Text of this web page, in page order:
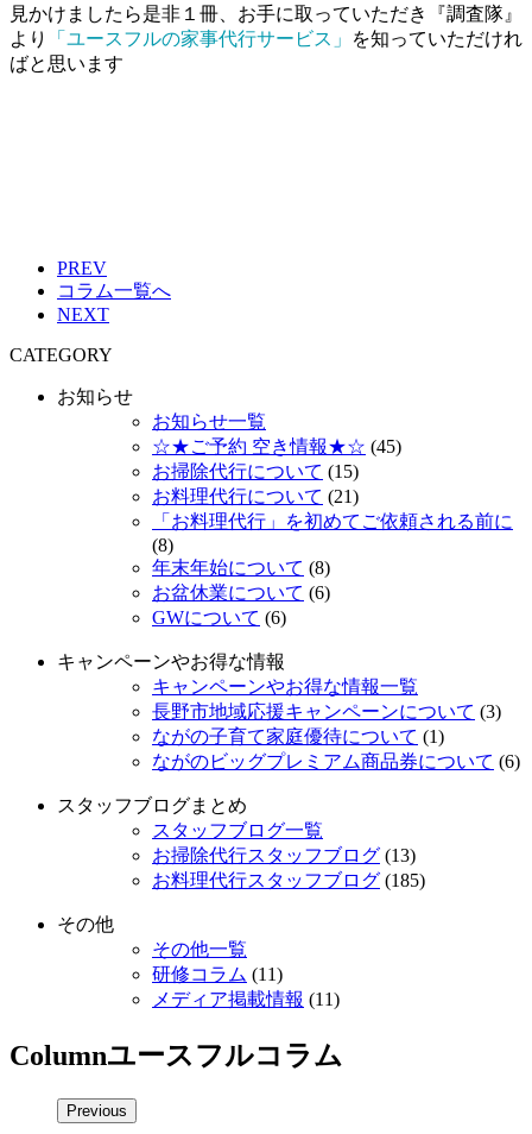
見かけましたら是非１冊、お手に取っていただき『調査隊』
より
「ユースフルの家事代行サービス」
を知っていただけれ
ばと思います
PREV
コラム一覧へ
NEXT
CATEGORY
お知らせ
お知らせ一覧
☆★ご予約 空き情報★☆ (45)
お掃除代行について (15)
お料理代行について (21)
「お料理代行」を初めてご依頼される前に
(8)
年末年始について (8)
お盆休業について (6)
GWについて (6)
キャンペーンやお得な情報
キャンペーンやお得な情報一覧
長野市地域応援キャンペーンについて (3)
ながの子育て家庭優待について (1)
ながのビッグプレミアム商品券について (6)
スタッフブログまとめ
スタッフブログ一覧
お掃除代行スタッフブログ (13)
お料理代行スタッフブログ (185)
その他
その他一覧
研修コラム (11)
メディア掲載情報 (11)
Columnユースフルコラム
Previous